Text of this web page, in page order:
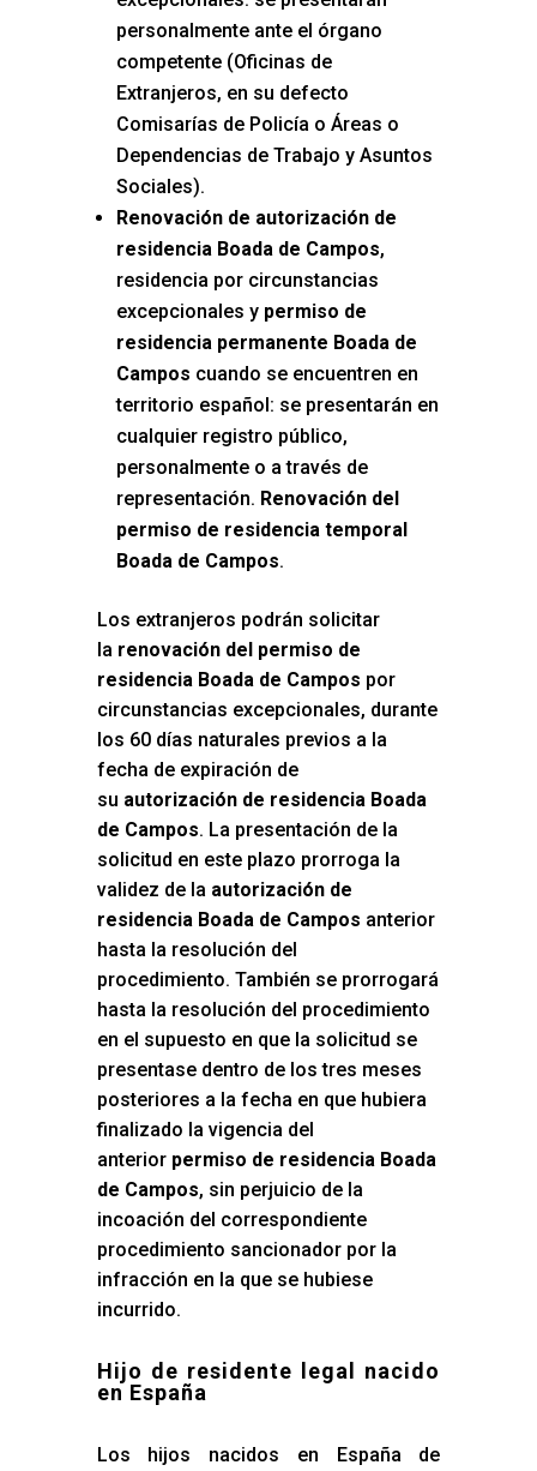
personalmente ante el órgano
competente (Oficinas de
Extranjeros, en su defecto
Comisarías de Policía o Áreas o
Dependencias de Trabajo y Asuntos
Sociales).
Renovación de autorización de
residencia Boada de Campos,
residencia por circunstancias
excepcionales y permiso de
residencia permanente Boada de
Campos cuando se encuentren en
territorio español: se presentarán en
cualquier registro público,
personalmente o a través de
representación. Renovación del
permiso de residencia temporal
Boada de Campos.
Los extranjeros podrán solicitar
la renovación del permiso de
residencia Boada de Campos por
circunstancias excepcionales, durante
los 60 días naturales previos a la
fecha de expiración de
su autorización de residencia Boada
de Campos. La presentación de la
solicitud en este plazo prorroga la
validez de la autorización de
residencia Boada de Campos anterior
hasta la resolución del
procedimiento. También se prorrogará
hasta la resolución del procedimiento
en el supuesto en que la solicitud se
presentase dentro de los tres meses
posteriores a la fecha en que hubiera
finalizado la vigencia del
anterior permiso de residencia Boada
de Campos, sin perjuicio de la
incoación del correspondiente
procedimiento sancionador por la
infracción en la que se hubiese
incurrido.
Hijo de residente legal nacido
en España
Los hijos nacidos en España de